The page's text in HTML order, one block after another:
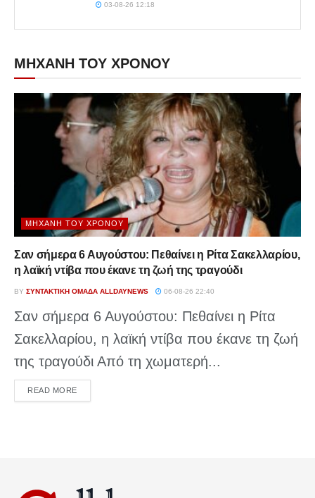
03-08-26 12:18
ΜΗΧΑΝΗ ΤΟΥ ΧΡΟΝΟΥ
ΜΗΧΑΝΉ ΤΟΥ ΧΡΌΝΟΥ
Σαν σήμερα 6 Αυγούστου: Πεθαίνει η Ρίτα Σακελλαρίου,
η λαϊκή ντίβα που έκανε τη ζωή της τραγούδι
BY ΣΥΝΤΑΚΤΙΚΉ ΟΜΆΔΑ ALLDAYNEWS 06-08-26 22:40
Σαν σήμερα 6 Αυγούστου: Πεθαίνει η Ρίτα
Σακελλαρίου, η λαϊκή ντίβα που έκανε τη ζωή
της τραγούδι Από τη χωματερή...
READ MOREDETAILS